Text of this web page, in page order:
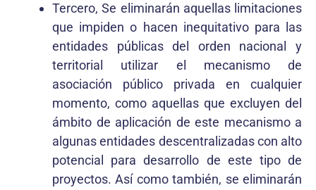
Tercero, Se eliminarán aquellas limitaciones
que impiden o hacen inequitativo para las
entidades públicas del orden nacional y
territorial utilizar el mecanismo de
asociación público privada en cualquier
momento, como aquellas que excluyen del
ámbito de aplicación de este mecanismo a
algunas entidades descentralizadas con alto
potencial para desarrollo de este tipo de
proyectos. Así como también, se eliminarán